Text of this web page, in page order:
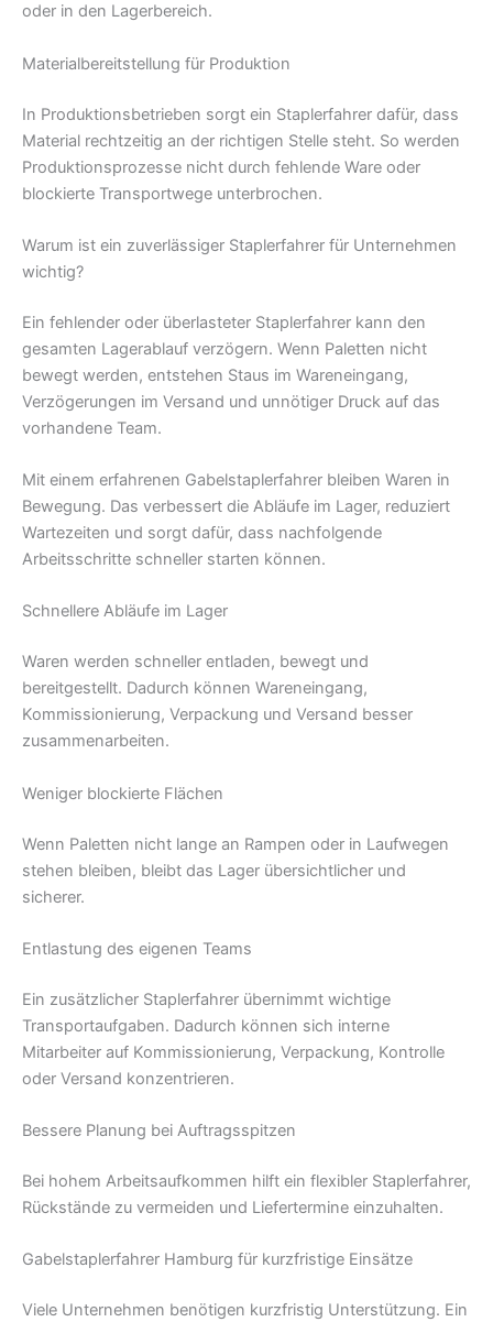
oder in den Lagerbereich.
Materialbereitstellung für Produktion
In Produktionsbetrieben sorgt ein Staplerfahrer dafür, dass
Material rechtzeitig an der richtigen Stelle steht. So werden
Produktionsprozesse nicht durch fehlende Ware oder
blockierte Transportwege unterbrochen.
Warum ist ein zuverlässiger Staplerfahrer für Unternehmen
wichtig?
Ein fehlender oder überlasteter Staplerfahrer kann den
gesamten Lagerablauf verzögern. Wenn Paletten nicht
bewegt werden, entstehen Staus im Wareneingang,
Verzögerungen im Versand und unnötiger Druck auf das
vorhandene Team.
Mit einem erfahrenen Gabelstaplerfahrer bleiben Waren in
Bewegung. Das verbessert die Abläufe im Lager, reduziert
Wartezeiten und sorgt dafür, dass nachfolgende
Arbeitsschritte schneller starten können.
Schnellere Abläufe im Lager
Waren werden schneller entladen, bewegt und
bereitgestellt. Dadurch können Wareneingang,
Kommissionierung, Verpackung und Versand besser
zusammenarbeiten.
Weniger blockierte Flächen
Wenn Paletten nicht lange an Rampen oder in Laufwegen
stehen bleiben, bleibt das Lager übersichtlicher und
sicherer.
Entlastung des eigenen Teams
Ein zusätzlicher Staplerfahrer übernimmt wichtige
Transportaufgaben. Dadurch können sich interne
Mitarbeiter auf Kommissionierung, Verpackung, Kontrolle
oder Versand konzentrieren.
Bessere Planung bei Auftragsspitzen
Bei hohem Arbeitsaufkommen hilft ein flexibler Staplerfahrer,
Rückstände zu vermeiden und Liefertermine einzuhalten.
Gabelstaplerfahrer Hamburg für kurzfristige Einsätze
Viele Unternehmen benötigen kurzfristig Unterstützung. Ein